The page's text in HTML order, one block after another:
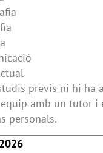
previs ni hi ha
amb un tutor i
personals.